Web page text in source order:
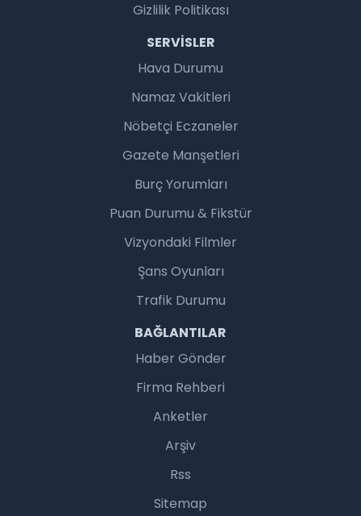
Gizlilik Politikası
SERVISLER
Hava Durumu
Namaz Vakitleri
Nöbetçi Eczaneler
Gazete Manşetleri
Burç Yorumları
Puan Durumu & Fikstür
Vizyondaki Filmler
Şans Oyunları
Trafik Durumu
BAĞLANTILAR
Haber Gönder
Firma Rehberi
Anketler
Arşiv
Rss
Sitemap